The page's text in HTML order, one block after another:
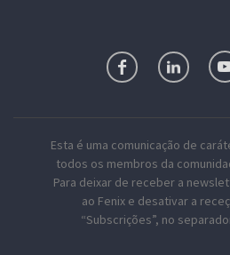
Esta é uma comunicação de
todos os membros da
Para deixar de receber a
ao Fenix e desativar a
“Subscrições”, no